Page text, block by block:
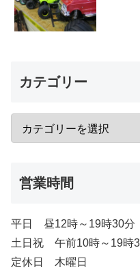
カテゴリー
営業時間
平日 昼12時～19時30分
土日祝 午前10時～19時
定休日 木曜日